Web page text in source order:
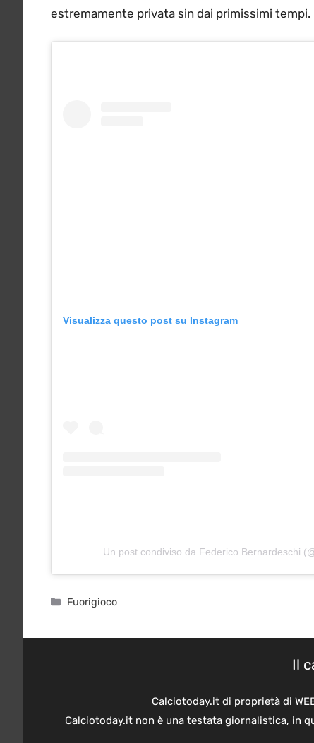
estremamente privata sin dai primissimi tempi.
Visualizza questo post su Instagram
Un post condiviso da Federico Bernardeschi
Categorie
Fuorigioco
Il
Calciotoday.it di proprietà di
Calciotoday.it non è una testata giornalistica, in